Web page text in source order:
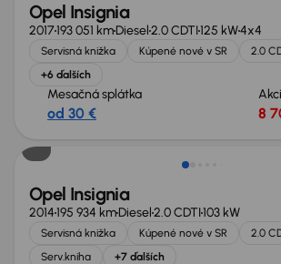
Opel Insignia
2017193 051 kmDiesel2.0 CDTI125 kW4x4
Servisná knižka Kúpené nové v SR 2.0
+6 ďalších
Mesačná splátka
od 30 € 8
Opel Insignia
2014195 934 kmDiesel2.0 CDTI103 kW
Servisná knižka Kúpené nové v SR
2.0
Serv.kniha
+7 ďalších